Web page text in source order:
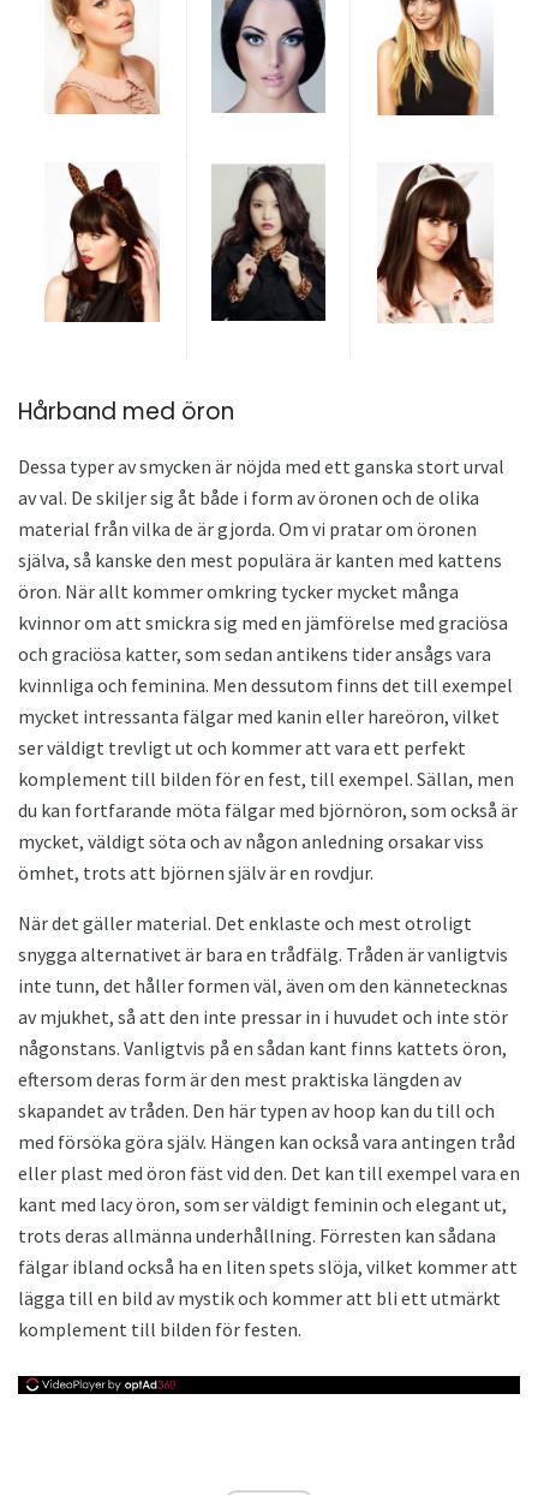
Hårband med öron
Dessa typer av smycken är nöjda med ett ganska stort urval
av val. De skiljer sig åt både i form av öronen och de olika
material från vilka de är gjorda. Om vi ​​pratar om öronen
själva, så kanske den mest populära är kanten med kattens
öron. När allt kommer omkring tycker mycket många
kvinnor om att smickra sig med en jämförelse med graciösa
och graciösa katter, som sedan antikens tider ansågs vara
kvinnliga och feminina. Men dessutom finns det till exempel
mycket intressanta fälgar med kanin eller hareöron, vilket
ser väldigt trevligt ut och kommer att vara ett perfekt
komplement till bilden för en fest, till exempel. Sällan, men
du kan fortfarande möta fälgar med björnöron, som också är
mycket, väldigt söta och av någon anledning orsakar viss
ömhet, trots att björnen själv är en rovdjur.
När det gäller material. Det enklaste och mest otroligt
snygga alternativet är bara en trådfälg. Tråden är vanligtvis
inte tunn, det håller formen väl, även om den kännetecknas
av mjukhet, så att den inte pressar in i huvudet och inte stör
någonstans. Vanligtvis på en sådan kant finns kattets öron,
eftersom deras form är den mest praktiska längden av
skapandet av tråden. Den här typen av hoop kan du till och
med försöka göra själv. Hängen kan också vara antingen tråd
eller plast med öron fäst vid den. Det kan till exempel vara en
kant med lacy öron, som ser väldigt feminin och elegant ut,
trots deras allmänna underhållning. Förresten kan sådana
fälgar ibland också ha en liten spets slöja, vilket kommer att
lägga till en bild av mystik och kommer att bli ett utmärkt
komplement till bilden för festen.